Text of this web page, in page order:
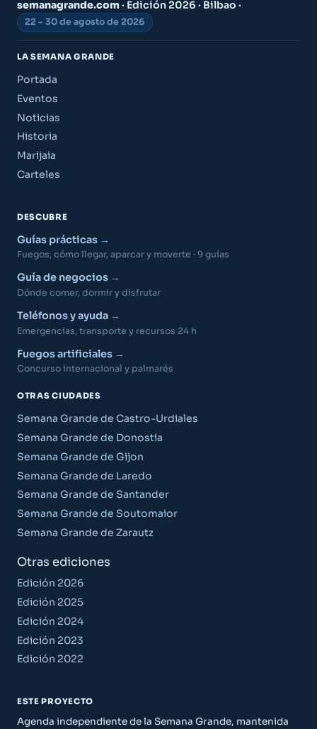
semanagrande.com· Edición 2026 · Bilbao ·
22 – 30 de agosto de 2026
LA SEMANA GRANDE
Portada
Eventos
Noticias
Historia
Marijaia
Carteles
DESCUBRE
Guías prácticas
Fuegos, cómo llegar, aparcar y moverte · 9 guías
Guía de negocios
Dónde comer, dormir y disfrutar
Teléfonos y ayuda
Emergencias, transporte y recursos 24 h
Fuegos artificiales
Concurso internacional y palmarés
OTRAS CIUDADES
Semana Grande de Castro-Urdiales
Semana Grande de Donostia
Semana Grande de Gijon
Semana Grande de Laredo
Semana Grande de Santander
Semana Grande de Soutomaior
Semana Grande de Zarautz
Otras ediciones
Edición 2026
Edición 2025
Edición 2024
Edición 2023
Edición 2022
ESTE PROYECTO
Agenda independiente de la Semana Grande, mantenida